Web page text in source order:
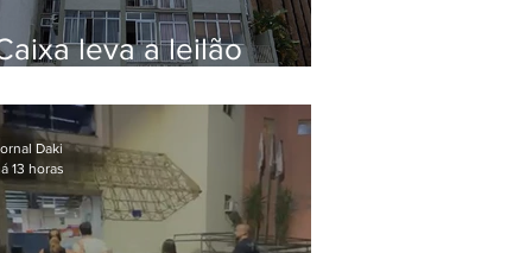
leva a leilão
em Botafogo
Daki
13 horas